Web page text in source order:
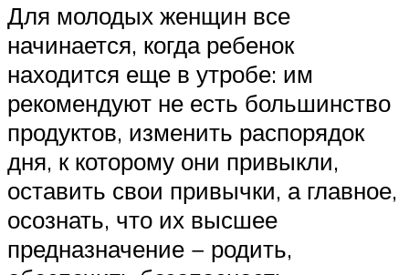
Для молодых женщин все
начинается, когда ребенок
находится еще в утробе: им
рекомендуют не есть большинство
продуктов, изменить распорядок
дня, к которому они привыкли,
оставить свои привычки, а главное,
осознать, что их высшее
предназначение − родить,